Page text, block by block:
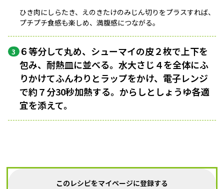
ひき肉にしらたき、えのきたけのみじん切りをプラスすれば、
プチプチ食感も楽しめ、満腹感につながる。
3 ６等分して丸め、シューマイの皮２枚で上下を
包み、耐熱皿に並べる。水大さじ４を全体にふ
りかけてふんわりとラップをかけ、電子レンジ
で約７分30秒加熱する。からしとしょうゆ各適
宜を添えて。
このレシピをマイページに登録する